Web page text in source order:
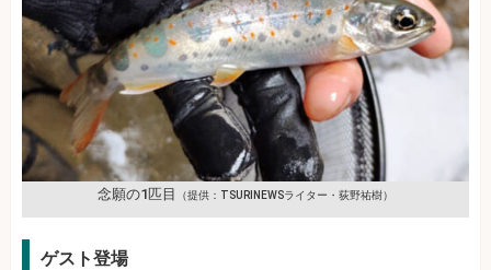
念願の1匹目 （提供：TSURINEWSライター・荻野祐樹）
ゲスト登場